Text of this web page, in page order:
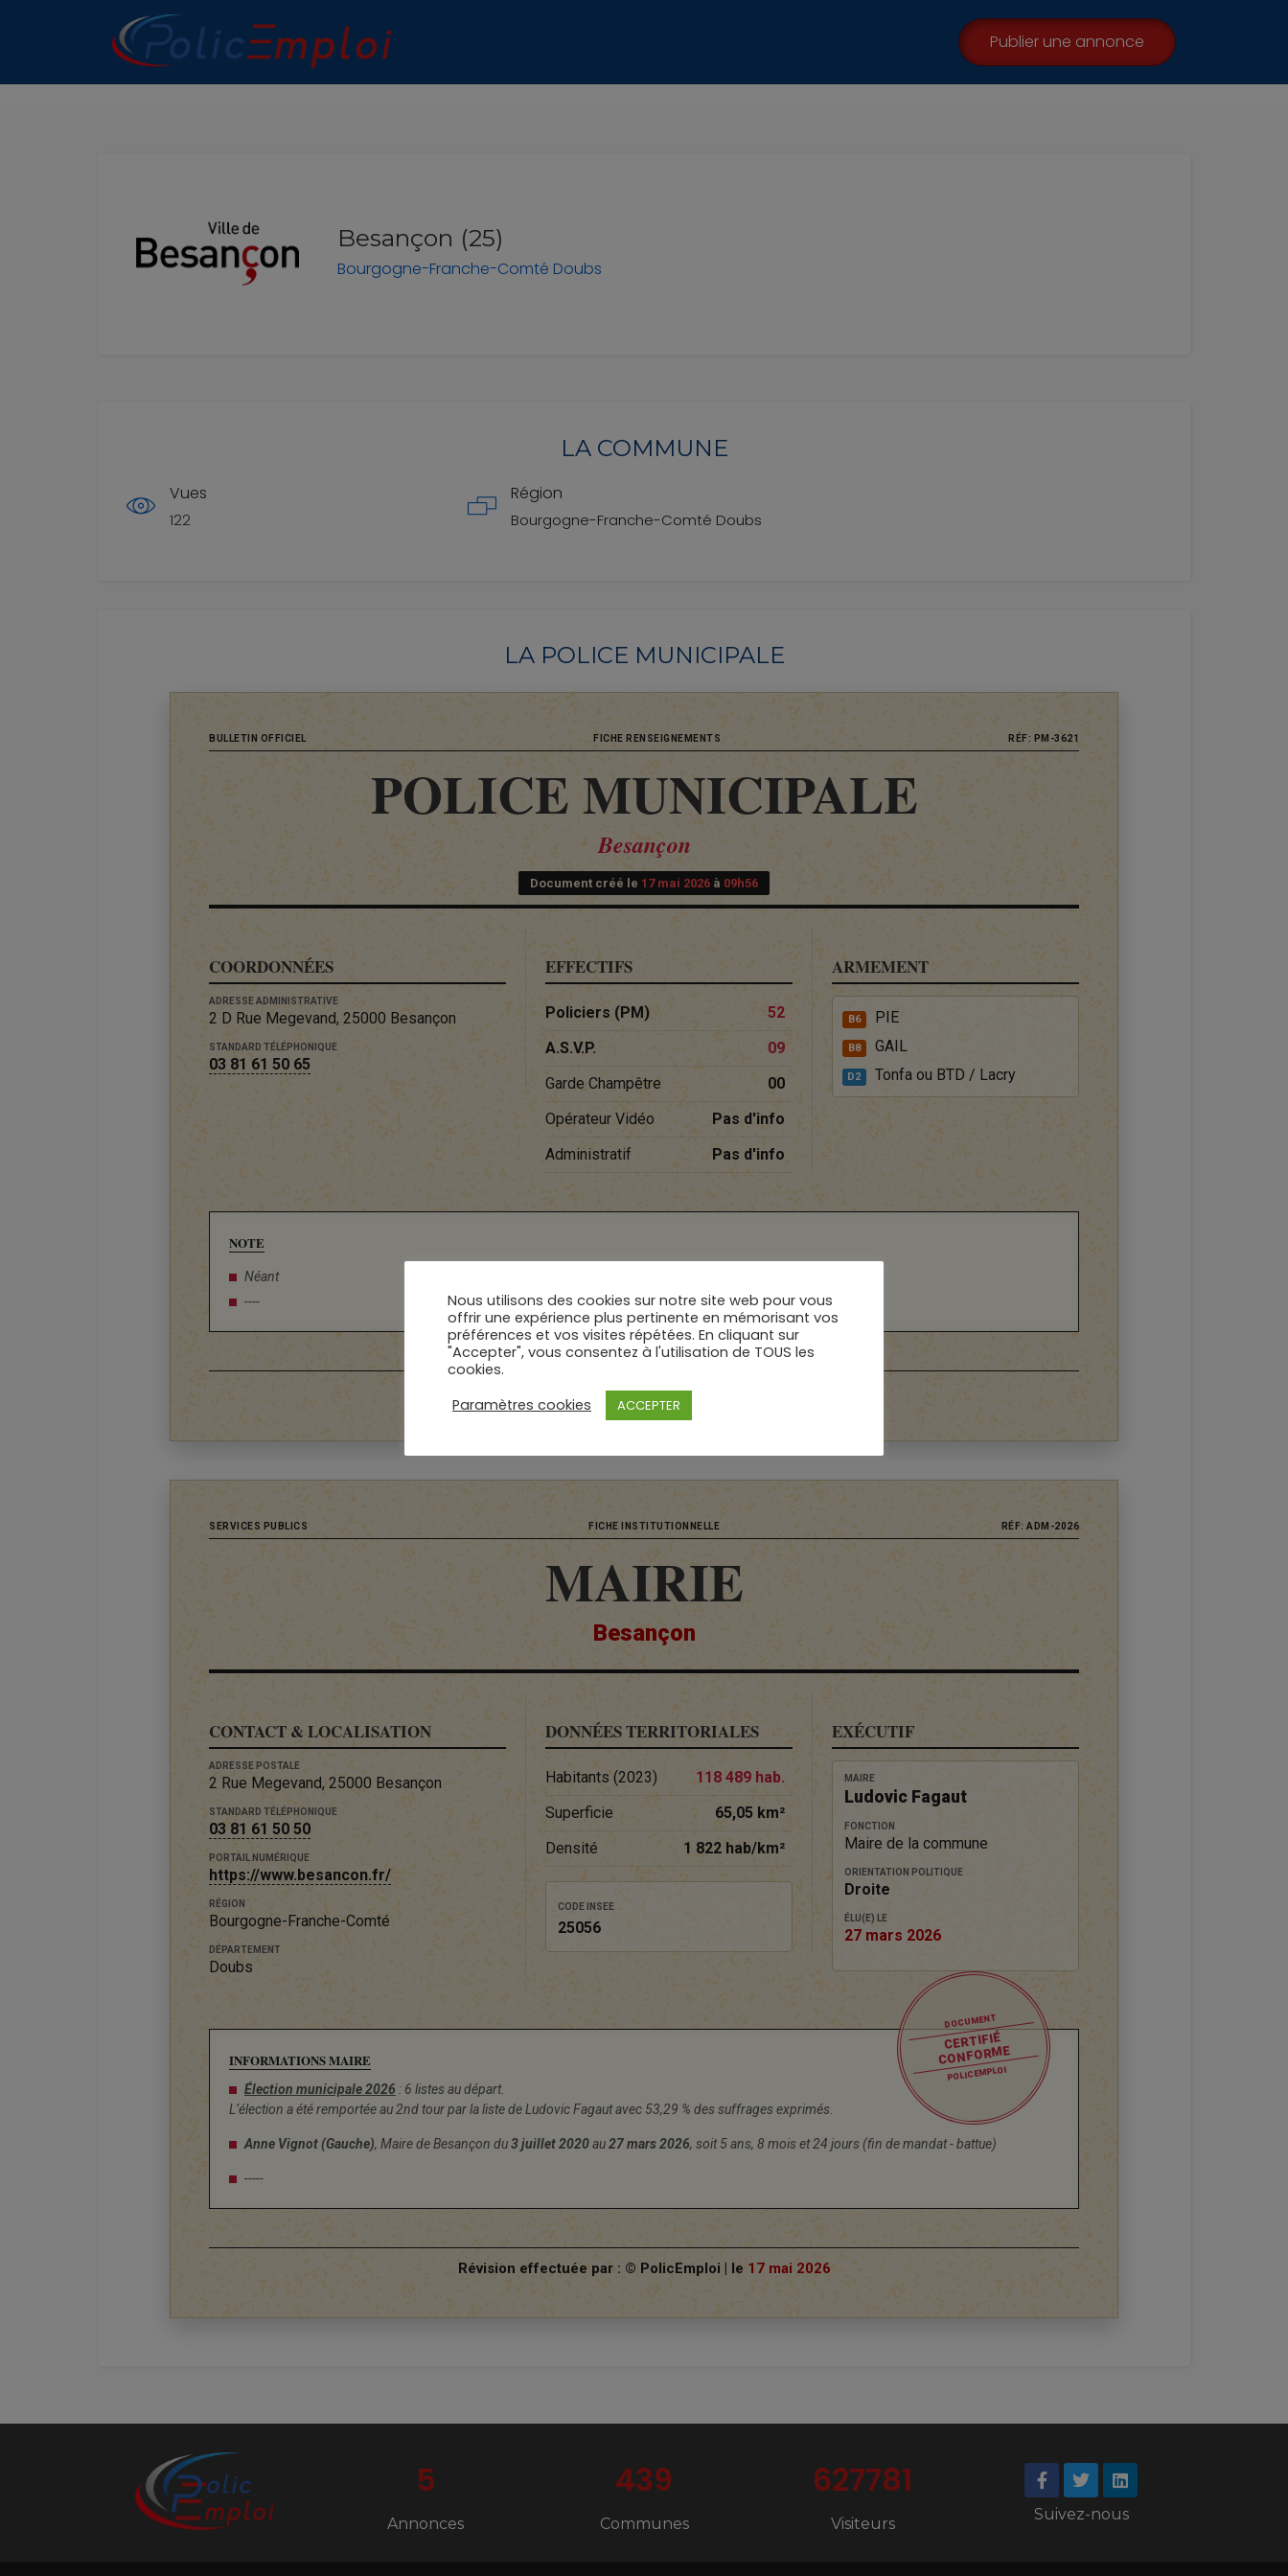
Publier une annonce
Besançon (25)
Bourgogne-Franche-Comté Doubs
LA COMMUNE
Vues
122
Région
Bourgogne-Franche-Comté Doubs
LA POLICE MUNICIPALE
BULLETIN OFFICIEL FICHE RENSEIGNEMENTS RÉF: PM-3621
POLICE MUNICIPALE
Besançon
Document créé le 17 mai 2026 à 09h56
COORDONNÉES
ADRESSE ADMINISTRATIVE
2 D Rue Megevand, 25000 Besançon
STANDARD TÉLÉPHONIQUE
03 81 61 50 65
EFFECTIFS
Policiers (PM)
52
A.S.V.P.
09
Garde Champêtre
00
Opérateur Vidéo
Pas d'info
Administratif
Pas d'info
ARMEMENT
B6 PIE
B8 GAIL
D2 Tonfa ou BTD / Lacry
NOTE
Néant
----
Révision effectuée par : © PolicEmploi | le
SERVICES PUBLICS FICHE INSTITUTIONNELLE RÉF: ADM-2026
MAIRIE
Besançon
CONTACT & LOCALISATION
ADRESSE POSTALE
2 Rue Megevand, 25000 Besançon
STANDARD TÉLÉPHONIQUE
03 81 61 50 50
PORTAIL NUMÉRIQUE
https://www.besancon.fr/
RÉGION
Bourgogne-Franche-Comté
DÉPARTEMENT
Doubs
DONNÉES TERRITORIALES
Habitants (2023)
118 489 hab.
Superficie
65,05 km²
Densité
1 822 hab/km²
CODE INSEE
25056
EXÉCUTIF
MAIRE
Ludovic Fagaut
FONCTION
Maire de la commune
ORIENTATION POLITIQUE
Droite
ÉLU(E) LE
27 mars 2026
INFORMATIONS MAIRE
Élection municipale 2026 : 6 listes au départ.
L’élection a été remportée au 2nd tour par la liste de Ludovic Fagaut avec 53,29 % des suffrages exprimés.
Anne Vignot (Gauche), Maire de Besançon du3 juillet 2020au27 mars 2026, soit 5 ans, 8 mois et 24 jours (fin de mandat - battue)
-----
DOCUMENT
CERTIFIÉ
CONFORME
POLICEMPLOI
Révision effectuée par : © PolicEmploi | le 17 mai 2026
5
Annonces
439
Communes
627781
Visiteurs
Suivez-nous
Nous utilisons des cookies sur notre site web pour vous
offrir une expérience plus pertinente en mémorisant vos
préférences et vos visites répétées. En cliquant sur
"Accepter", vous consentez à l'utilisation de TOUS les
cookies.
Paramètres cookies
ACCEPTER